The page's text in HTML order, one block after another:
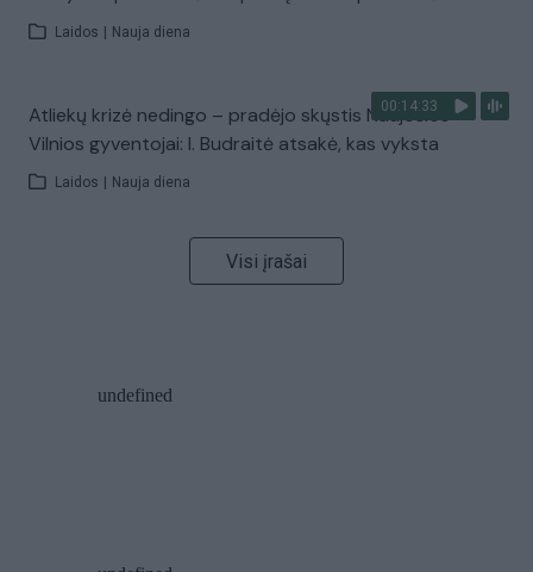
Laidos Nauja diena
00:14:33
Atliekų krizė nedingo – pradėjo skųstis Naujosios
Vilnios gyventojai: I. Budraitė atsakė, kas vyksta
Laidos Nauja diena
Visi įrašai